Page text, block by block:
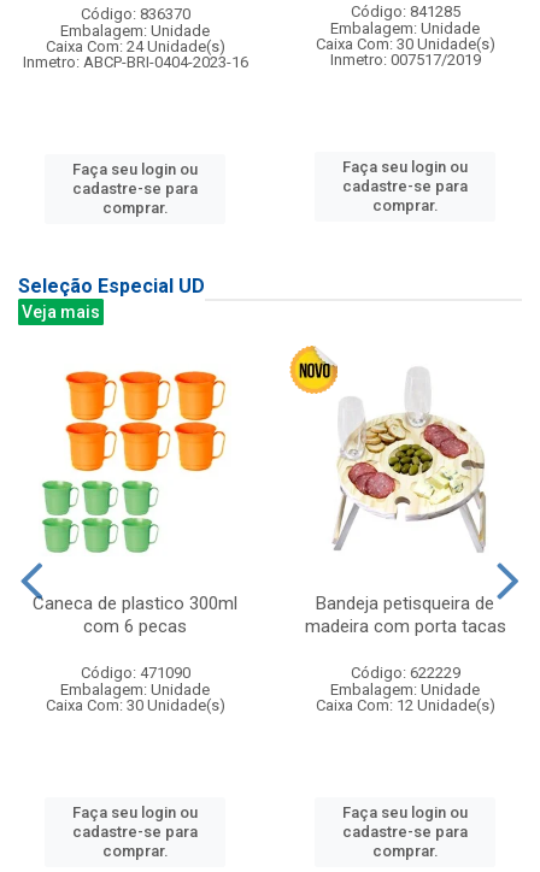
Código: 836370
Embalagem: Unidade
Caixa Com: 24 Unidade(s)
Inmetro: ABCP-BRI-0404-2023-16
Faça seu login ou
cadastre-se para
comprar.
Código: 841285
Embalagem: Unidade
Caixa Com: 30 Unidade(s)
Inmetro: 007517/2019
Faça seu login ou
cadastre-se para
comprar.
Seleção Especial UD
Veja mais
Caneca de plastico 300ml
com 6 pecas
Código: 471090
Embalagem: Unidade
Caixa Com: 30 Unidade(s)
Faça seu login ou
cadastre-se para
comprar.
Bandeja petisqueira de
madeira com porta tacas
Código: 622229
Embalagem: Unidade
Caixa Com: 12 Unidade(s)
Faça seu login ou
cadastre-se para
comprar.